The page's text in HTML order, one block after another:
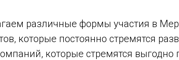
различные формы участия в
которые постоянно стремятся
которые стремятся выгодно